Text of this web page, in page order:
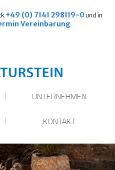
+49 (0) 7141 298119-0 und in
Vereinbarung
UNTERNEHMEN
KONTAKT